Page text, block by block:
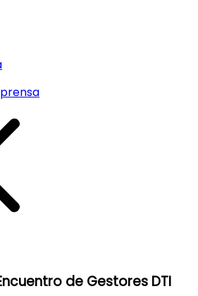
de Gestores DTI